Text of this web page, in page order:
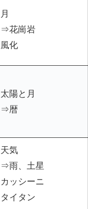
月
⇒花崗岩
風化
太陽と月
⇒暦
天気
⇒雨、土星
カッシーニ
タイタン